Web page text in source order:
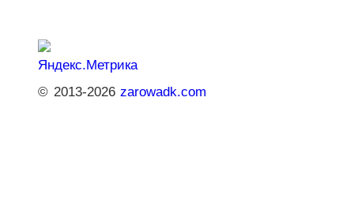
© 2013-2026zarowadk.com